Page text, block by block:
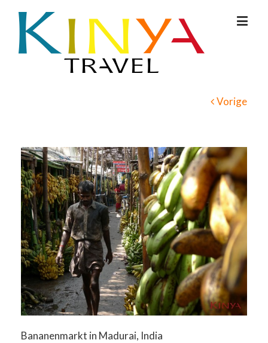
Vorige
Bananenmarkt in Madurai, India